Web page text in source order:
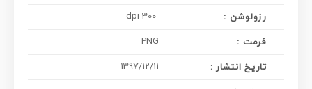
رزولوشن : 300 dpi
فرمت : PNG
تاریخ انتشار : 1397/12/11